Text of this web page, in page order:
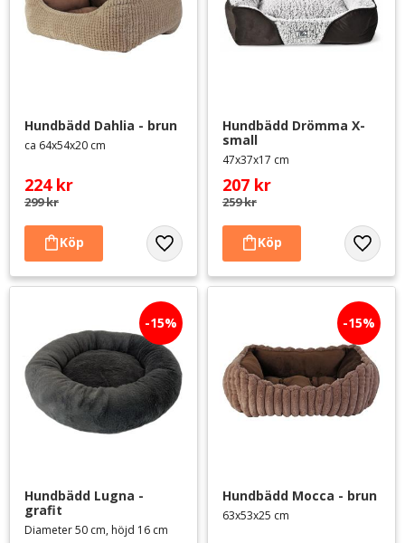
Hundbädd Dahlia - brun
ca 64x54x20 cm
224kr
299kr
Lägg till i favoriter
Hundbädd Drömma X-
small
47x37x17 cm
207 kr
259kr
Lägg
Hundbädd Lugna -
grafit
Diameter 50 cm, höjd 16 cm
15%
Hundbädd Mocca - brun
63x53x25 cm
15%